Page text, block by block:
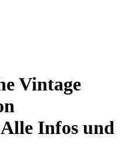
Vintage
Infos und